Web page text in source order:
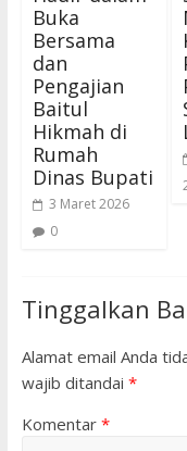
Buka
Bersama
dan
Pengajian
Baitul
Hikmah di
Rumah
Dinas Bupati
3 Maret 2026
0
Tinggalkan
Alamat email Anda
wajib ditandai *
Komentar *